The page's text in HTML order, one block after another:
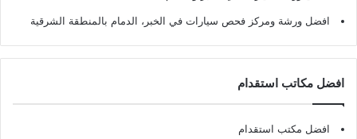
افضل ورشة ومركز فحص سيارات في الخبر، الدمام بالمنطقة الشرقية
افضل مكاتب استقدام
افضل مكتب استقدام